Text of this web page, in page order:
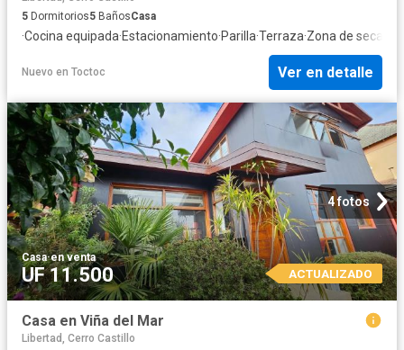
5 Dormitorios5 BañosCasa
·Cocina equipada·Estacionamiento·Parilla·Terraza·Zona de secado
Nuevo en Toctoc Ver en detalle
4 fotos
Casa·en venta
UF 11.500 ACTUALIZADO
Casa en Viña del Mar
Libertad, Cerro Castillo